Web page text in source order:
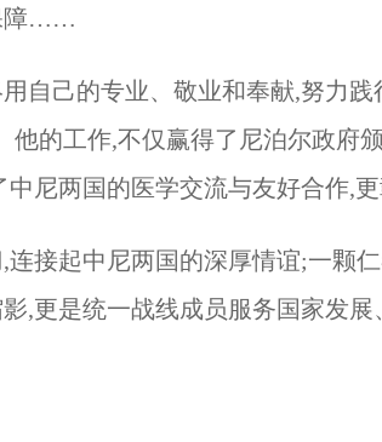
障……
自己的专业、敬业和奉献,努力
他的工作,不仅赢得了尼泊尔政府
中尼两国的医学交流与友好合作,
连接起中尼两国的深厚情谊;一颗
,更是统一战线成员服务国家发